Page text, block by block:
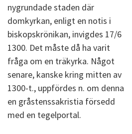
nygrundade staden där
domkyrkan, enligt en notis i
biskopskrönikan, invigdes 17/6
1300. Det måste då ha varit
fråga om en träkyrka. Något
senare, kanske kring mitten av
1300-t., uppfördes n. om denna
en gråstenssakristia försedd
med en tegelportal.